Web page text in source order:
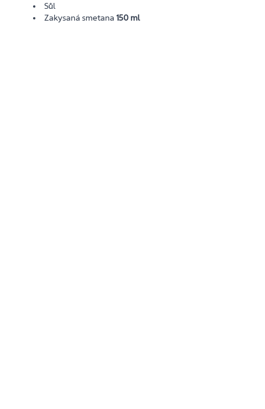
Sůl
Zakysaná smetana150 ml